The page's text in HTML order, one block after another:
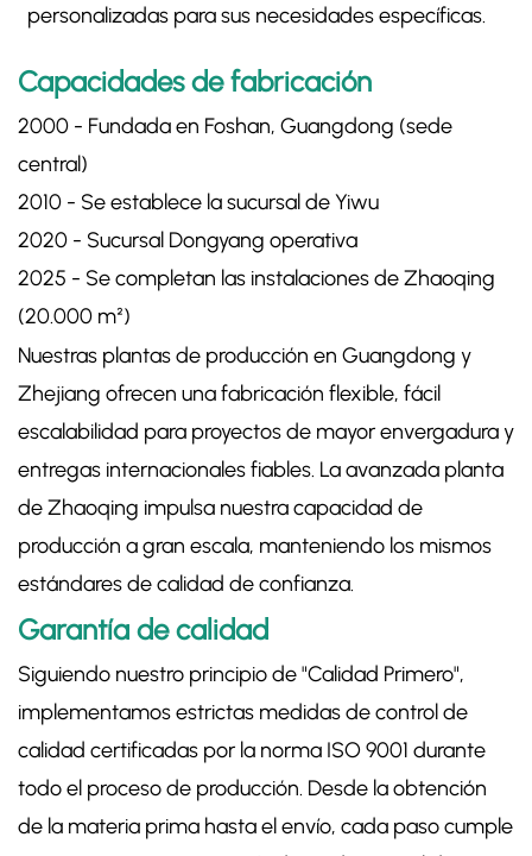
personalizadas para sus necesidades específicas.
Capacidades de fabricación
2000 - Fundada en Foshan, Guangdong (sede
central)
​2010​ - Se establece la sucursal de Yiwu
​2020​ - Sucursal Dongyang operativa
2025 - Se completan las instalaciones de Zhaoqing
(20.000 m²)
Nuestras plantas de producción en Guangdong y
Zhejiang ofrecen una fabricación flexible, fácil
escalabilidad para proyectos de mayor envergadura y
entregas internacionales fiables. La avanzada planta
de Zhaoqing impulsa nuestra capacidad de
producción a gran escala, manteniendo los mismos
estándares de calidad de confianza.
Garantía de calidad
Siguiendo nuestro principio de "Calidad Primero",
implementamos estrictas medidas de control de
calidad certificadas por la norma ISO 9001 durante
todo el proceso de producción. Desde la obtención
de la materia prima hasta el envío, cada paso cumple